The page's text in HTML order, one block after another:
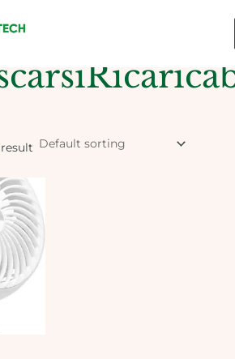
“RinfrescarsiRicaricabile”